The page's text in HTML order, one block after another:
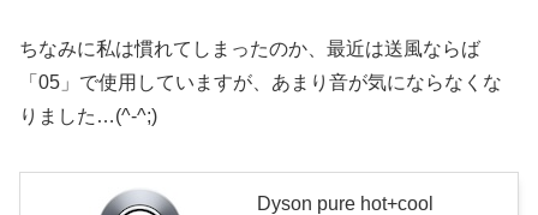
ちなみに私は慣れてしまったのか、最近は送風ならば
「05」で使用していますが、あまり音が気にならなくな
りました…(^-^;)
Dyson pure hot+cool